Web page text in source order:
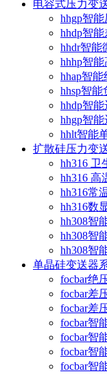
电容式压力变
hhgp智
hhdp智
hhdr智能
hhhp智
hhap智
hhsp智
hhdp智
hhgp智
hhlt智能
扩散硅压力变
hh316 卫
hh316 高
hh316常
hh316数
hh308智
hh308智
hh308智
单晶硅变送器
focbar绝
focbar差
focbar差
focbar智
focbar智
focbar智
focbar智